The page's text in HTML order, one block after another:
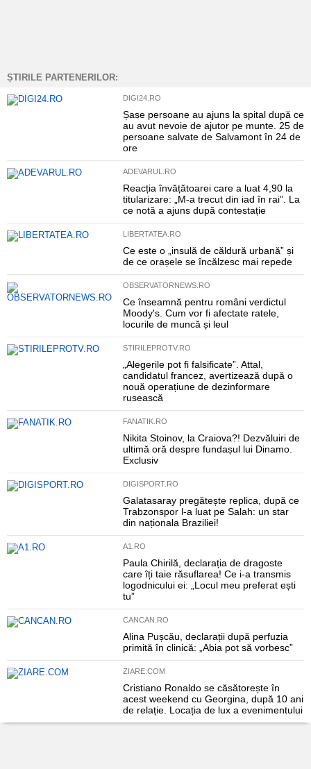
ȘTIRILE PARTENERILOR:
DIGI24.RO
Șase persoane au ajuns la spital după ce
au avut nevoie de ajutor pe munte. 25 de
persoane salvate de Salvamont în 24 de
ore
ADEVARUL.RO
Reacția învățătoarei care a luat 4,90 la
titularizare: „M-a trecut din iad în rai”. La
ce notă a ajuns după contestație
LIBERTATEA.RO
Ce este o „insulă de căldură urbană” și
de ce orașele se încălzesc mai repede
OBSERVATORNEWS.RO
Ce înseamnă pentru români verdictul
Moody's. Cum vor fi afectate ratele,
locurile de muncă și leul
STIRILEPROTV.RO
„Alegerile pot fi falsificate”. Attal,
candidatul francez, avertizează după o
nouă operațiune de dezinformare
rusească
FANATIK.RO
Nikita Stoinov, la Craiova?! Dezvăluiri de
ultimă oră despre fundașul lui Dinamo.
Exclusiv
DIGISPORT.RO
Galatasaray pregătește replica, după ce
Trabzonspor l-a luat pe Salah: un star
din naționala Braziliei!
A1.RO
Paula Chirilă, declarația de dragoste
care îți taie răsuflarea! Ce i-a transmis
logodnicului ei: „Locul meu preferat ești
tu”
CANCAN.RO
Alina Pușcău, declarații după perfuzia
primită în clinică: „Abia pot să vorbesc”
ZIARE.COM
Cristiano Ronaldo se căsătorește în
acest weekend cu Georgina, după 10 ani
de relație. Locația de lux a evenimentului